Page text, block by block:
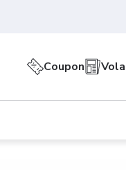
Coupon